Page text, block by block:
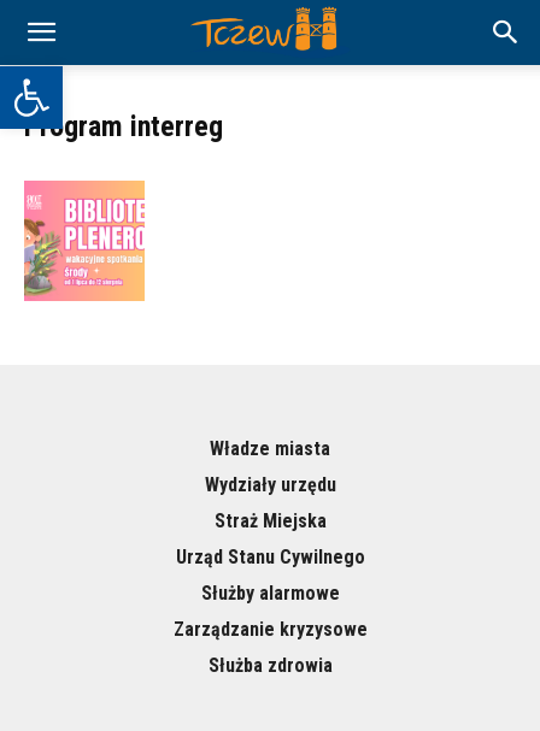
Otwórz pasek narzędzi
Program interreg
Władze miasta
Wydziały urzędu
Straż Miejska
Urząd Stanu Cywilnego
Służby alarmowe
Zarządzanie kryzysowe
Służba zdrowia